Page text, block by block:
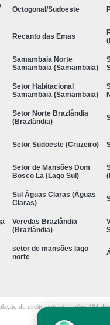
Octogonal/Sudoeste
Recanto das Emas
Samambaia Norte
Samambaia (Samambaia)
Setor Habitacional
Samambaia (Samambaia)
Setor Norte Brazlândia
(Brazlândia)
Setor Sudoeste (Cruzeiro)
Setor de Mansões Dom
Bosco La (Lago Sul)
Sul Águas Claras (Águas
Claras)
Veredas Brazlândia
(Brazlândia)
setor de mansões lago
norte
de direito autoral – artigo 184